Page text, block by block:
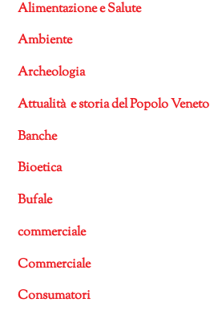
Alimentazione e Salute
Ambiente
Archeologia
Attualità e storia del Popolo Veneto
Banche
Bioetica
Bufale
commerciale
Commerciale
Consumatori